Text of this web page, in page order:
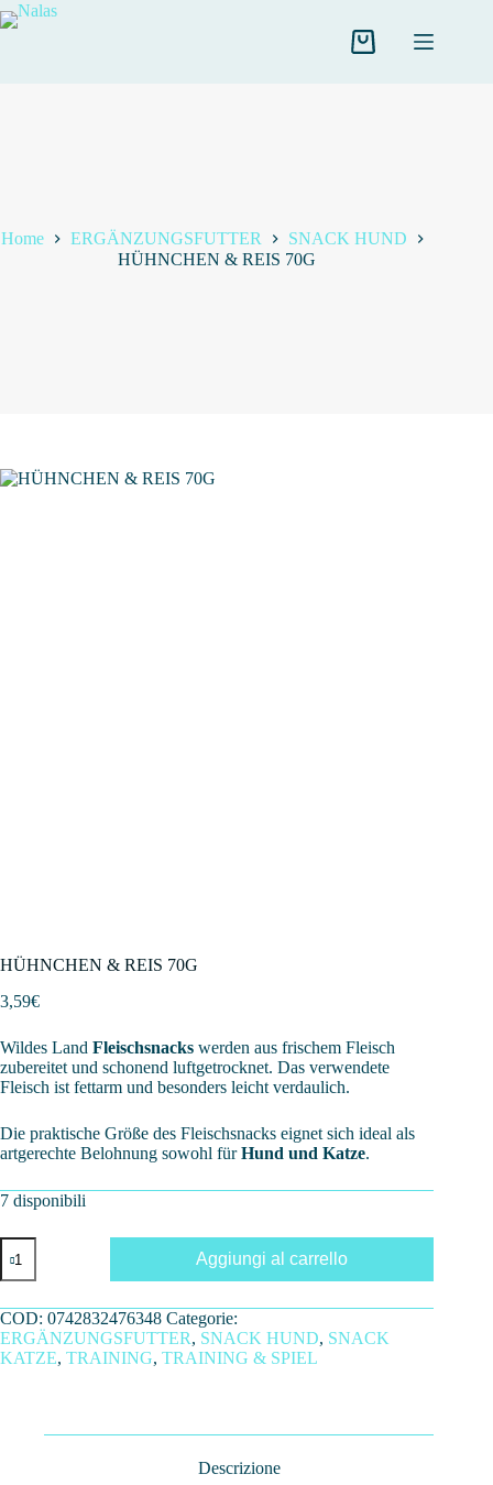
Salta
al
Carrello
Home ERGÄNZUNGSFUTTER
SNACK HUND
HÜHNCHEN & REIS 70G
HÜHNCHEN & REIS 70G
3,59€
Wildes Land Fleischsnacks werden aus frischem Fleisch
zubereitet und schonend luftgetrocknet. Das verwendete
Fleisch ist fettarm und besonders leicht verdaulich.
Die praktische Größe des Fleischsnacks eignet sich ideal als
artgerechte Belohnung sowohl fürHund und Katze.
7 disponibili
HÜHNCHEN
&
REIS
quantità
Aggiungi al carrello
COD: 0742832476348 Categorie:
ERGÄNZUNGSFUTTER, SNACK HUND, SNACK
KATZE, TRAINING, TRAINING & SPIEL
Descrizione